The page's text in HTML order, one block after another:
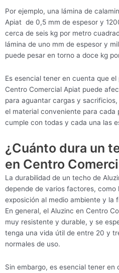
Por ejemplo, una lámina de
Apiat de 0,5 mm de espesor y
cerca de seis kg por metro
lámina de uno mm de espesor y
puede pesar en torno a doce kg
Es esencial tener en cuenta que
Centro Comercial Apiat puede
para aguantar cargas y
el material conveniente para
cumple con todas y cada una las
¿Cuánto dura un
en Centro
La durabilidad de un techo de
depende de varios factores, como
exposición al medio ambiente y la
En general, el Aluzinc en Centro
muy resistente y durable, y se
tenga una vida útil de entre 20 y
normales de uso.
Sin embargo, es esencial tener en